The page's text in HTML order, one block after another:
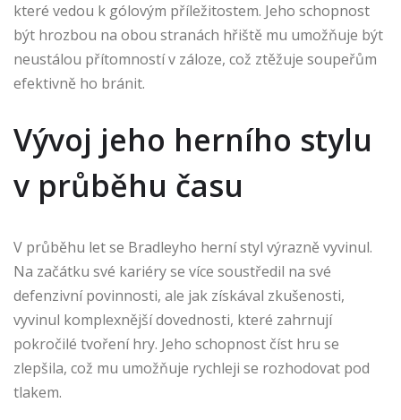
které vedou k gólovým příležitostem. Jeho schopnost
být hrozbou na obou stranách hřiště mu umožňuje být
neustálou přítomností v záloze, což ztěžuje soupeřům
efektivně ho bránit.
Vývoj jeho herního stylu
v průběhu času
V průběhu let se Bradleyho herní styl výrazně vyvinul.
Na začátku své kariéry se více soustředil na své
defenzivní povinnosti, ale jak získával zkušenosti,
vyvinul komplexnější dovednosti, které zahrnují
pokročilé tvoření hry. Jeho schopnost číst hru se
zlepšila, což mu umožňuje rychleji se rozhodovat pod
tlakem.